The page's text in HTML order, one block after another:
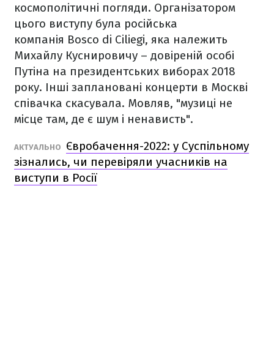
космополітичні погляди. Організатором
цього виступу була російська
компанія Bosco di Ciliegi, яка належить
Михайлу Куснировичу – довіреній особі
Путіна на президентських виборах 2018
року. Інші заплановані концерти в Москві
співачка скасувала. Мовляв, "музиці не
місце там, де є шум і ненависть".
АКТУАЛЬНО
Євробачення-2022: у Суспільному
зізнались, чи перевіряли учасників на
виступи в Росії